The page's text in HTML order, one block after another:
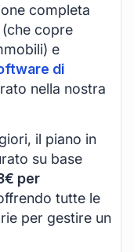
completa
(che copre
e
di
nella nostra
il piano in
su base
per
tutte le
per gestire un